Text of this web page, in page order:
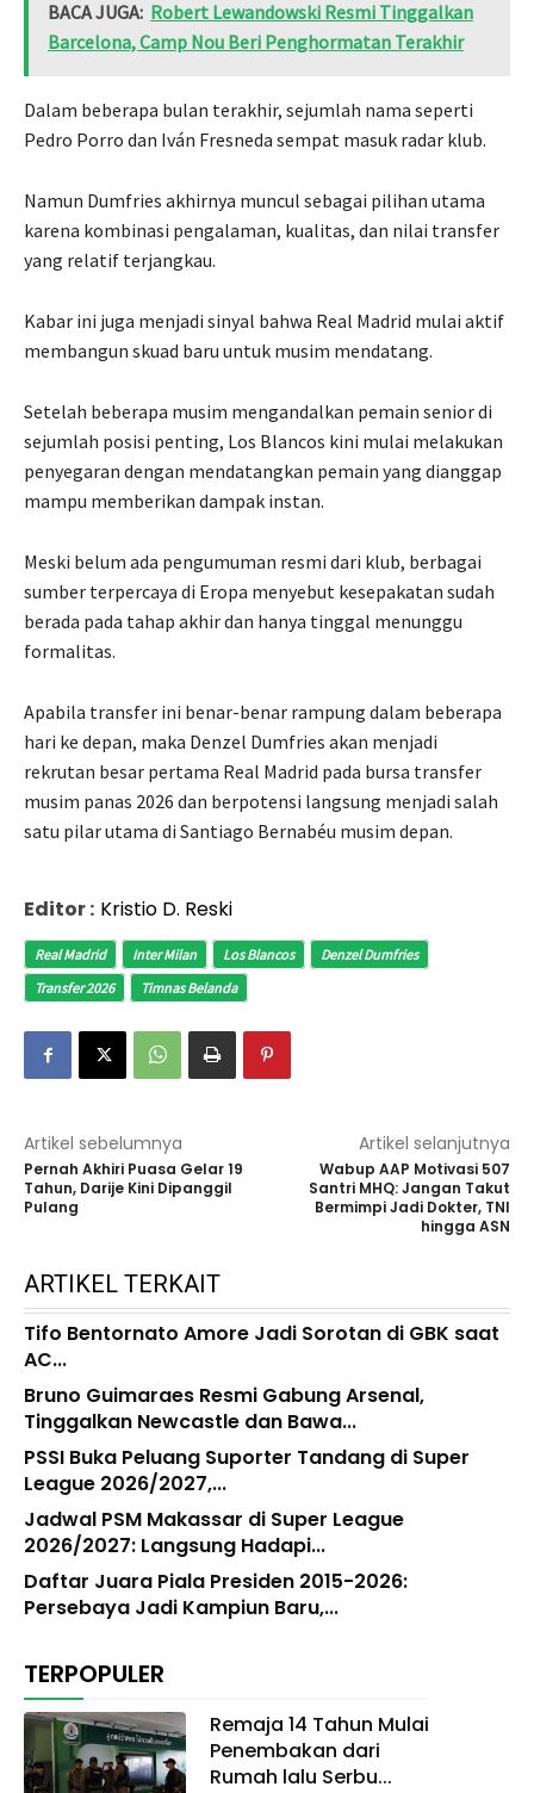
BACA JUGA: Robert Lewandowski Resmi Tinggalkan
Barcelona, Camp Nou Beri Penghormatan Terakhir
Dalam beberapa bulan terakhir, sejumlah nama seperti
Pedro Porro dan Iván Fresneda sempat masuk radar klub.
Namun Dumfries akhirnya muncul sebagai pilihan utama
karena kombinasi pengalaman, kualitas, dan nilai transfer
yang relatif terjangkau.
Kabar ini juga menjadi sinyal bahwa Real Madrid mulai aktif
membangun skuad baru untuk musim mendatang.
Setelah beberapa musim mengandalkan pemain senior di
sejumlah posisi penting, Los Blancos kini mulai melakukan
penyegaran dengan mendatangkan pemain yang dianggap
mampu memberikan dampak instan.
Meski belum ada pengumuman resmi dari klub, berbagai
sumber terpercaya di Eropa menyebut kesepakatan sudah
berada pada tahap akhir dan hanya tinggal menunggu
formalitas.
Apabila transfer ini benar-benar rampung dalam beberapa
hari ke depan, maka Denzel Dumfries akan menjadi
rekrutan besar pertama Real Madrid pada bursa transfer
musim panas 2026 dan berpotensi langsung menjadi salah
satu pilar utama di Santiago Bernabéu musim depan.
Editor : Kristio D. Reski
Real Madrid Inter Milan Los Blancos
Denzel Dumfries
Transfer 2026
Timnas Belanda
Artikel sebelumnya
Pernah Akhiri Puasa Gelar 19
Tahun, Darije Kini Dipanggil
Pulang
Artikel selanjutnya
Wabup AAP Motivasi 507
Santri MHQ: Jangan Takut
Bermimpi Jadi Dokter, TNI
hingga ASN
ARTIKEL TERKAIT
Tifo Bentornato Amore Jadi Sorotan di GBK saat
AC...
Bruno Guimaraes Resmi Gabung Arsenal,
Tinggalkan Newcastle dan Bawa...
PSSI Buka Peluang Suporter Tandang di Super
League 2026/2027,...
Jadwal PSM Makassar di Super League
2026/2027: Langsung Hadapi...
Daftar Juara Piala Presiden 2015-2026:
Persebaya Jadi Kampiun Baru,...
TERPOPULER
Remaja 14 Tahun Mulai
Penembakan dari
Rumah lalu Serbu...